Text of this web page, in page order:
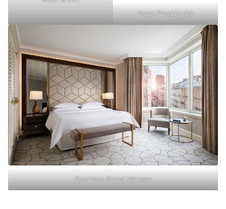
Hotel Presidential
Sheraton Grand Warsaw